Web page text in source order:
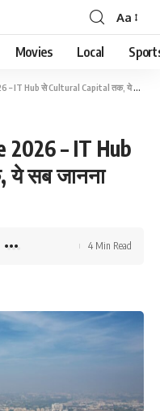
Font
Resizer
Aa
Movies Local
से Cultural Capital तक, ये सब जानना जरूरी है
2026 – IT Hub
सब जानना
4 Min Read